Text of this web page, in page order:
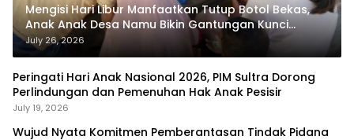
Mengisi Hari Libur Manfaatkan Tutup Botol Bekas,
Anak Anak Desa Namu Bikin Gantungan Kunci
Bernilai Ekonomi
July 26, 2026
Peringati Hari Anak Nasional 2026, PIM Sultra Dorong
Perlindungan dan Pemenuhan Hak Anak Pesisir
July 19, 2026
Wujud Nyata Komitmen Pemberantasan Tindak Pidana